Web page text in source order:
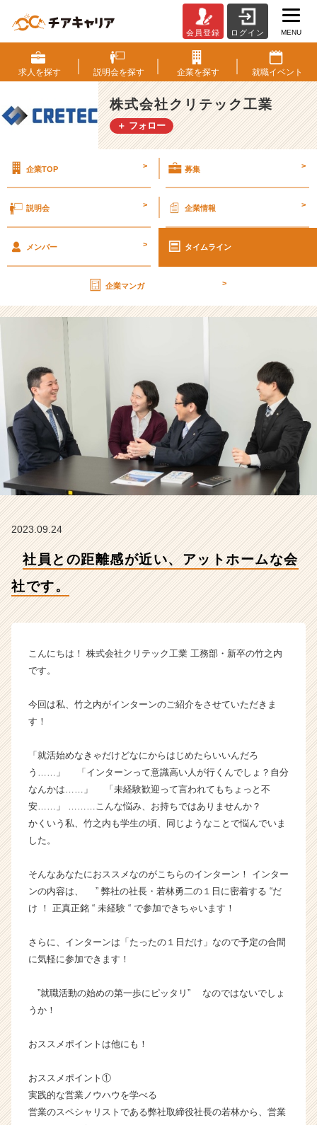
員
と
の
距
離
感
ア
ホ
会
社
で
ク
テ
ッ
ク
工
業
ム
ラ
ン
成
業
ス
カ
ウ
届
く
活
イ
ト
ア
ア
e
e
会員登録 ログイン MENU
求人を探す 説明会を探す 企業を探す 就職イベント
株式会社クリテック工業
＋ フォロー
企業TOP > 募集 >
説明会 > 企業情報 >
メンバー > タイムライン
企業マンガ >
2023.09.24
社員との距離感が近い、アットホームな会
社です。
こんにちは！ 株式会社クリテック工業 工務部・新卒の竹之内
です。
今回は私、竹之内がインターンのご紹介をさせていただきま
す！
「就活始めなきゃだけどなにからはじめたらいいんだろ
う……」 「インターンって意識高い人が行くんでしょ？自分
なんかは……」 「未経験歓迎って言われてもちょっと不
安……」 ………こんな悩み、お持ちではありませんか？
かくいう私、竹之内も学生の頃、同じようなことで悩んでいま
した。
そんなあなたにおススメなのがこちらのインターン！ インター
ンの内容は、 ” 弊社の社長・若林勇二の１日に密着する “だ
け ！ 正真正銘 “ 未経験 “ で参加できちゃいます！
さらに、インターンは「たったの１日だけ」なので予定の合間
に気軽に参加できます！
”就職活動の始めの第一歩にピッタリ” なのではないでしょ
うか！
おススメポイントは他にも！
おススメポイント①
実践的な営業ノウハウを学べる
営業のスペシャリストである弊社取締役社長の若林から、営業